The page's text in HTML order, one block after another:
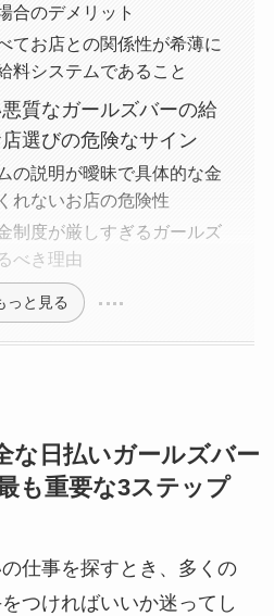
合のデメリット
てお店との関係性が希薄に
料システムであること
質なガールズバーの給
選びの危険なサイン
の説明が曖昧で具体的な金
れないお店の危険性
制度が厳しすぎるガールズ
べき理由
っと見る
な日払いガールズバー
も重要な3ステップ
仕事を探すとき、多くの
つければいいか迷ってし